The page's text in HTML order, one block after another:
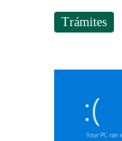
Trámites